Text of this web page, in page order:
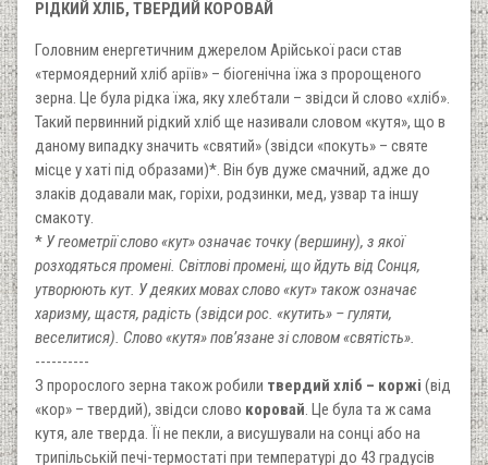
РІДКИЙ ХЛІБ, ТВЕРДИЙ КОРОВАЙ
Головним енергетичним джерелом Арійської раси став
«термоядерний хліб аріїв» – біогенічна їжа з пророщеного
зерна. Це була рідка їжа, яку хлебтали – звідси й слово «хліб».
Такий первинний рідкий хліб ще називали словом «кутя», що в
даному випадку значить «святий» (звідси «покуть» – святе
місце у хаті під образами)*. Він був дуже смачний, адже до
злаків додавали мак, горіхи, родзинки, мед, узвар та іншу
смакоту.
* У геометрії слово «кут» означає точку (вершину), з якої
розходяться промені. Світлові промені, що йдуть від Сонця,
утворюють кут. У деяких мовах слово «кут» також означає
харизму, щастя, радість (звідси рос. «кутить» – гуляти,
веселитися). Слово «кутя» пов’язане зі словом «святість».
----------
З пророслого зерна також робили твердий хліб – коржі (від
«кор» – твердий), звідси слово коровай. Це була та ж сама
кутя, але тверда. Її не пекли, а висушували на сонці або на
трипільській печі-термостаті при температурі до 43 градусів